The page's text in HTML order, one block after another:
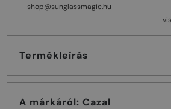
shop@sunglassmagic.hu
Termékleírás
A márkáról: Cazal